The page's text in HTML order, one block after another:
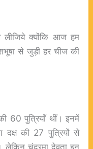
लीजिये क्योंकि आज हम
से जुड़ी हर चीज की
60 पुत्रियाँ थीं। इनमें
दक्ष की 27 पुत्रियों से
लेकिन चंद्रमा देवता इन